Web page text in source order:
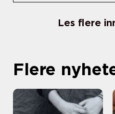
Les flere
Flere